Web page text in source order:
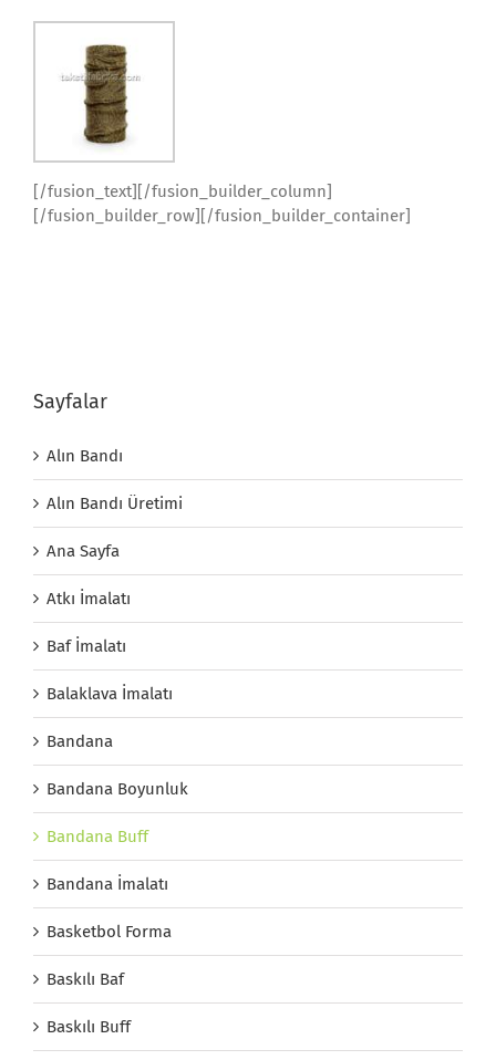
[/fusion_text][/fusion_builder_column]
[/fusion_builder_row][/fusion_builder_container]
Sayfalar
Alın Bandı
Alın Bandı Üretimi
Ana Sayfa
Atkı İmalatı
Baf İmalatı
Balaklava İmalatı
Bandana
Bandana Boyunluk
Bandana Buff
Bandana İmalatı
Basketbol Forma
Baskılı Baf
Baskılı Buff